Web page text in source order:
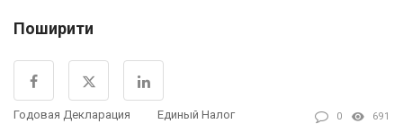
Поширити
Годовая Декларация
Единый Налог
0 691